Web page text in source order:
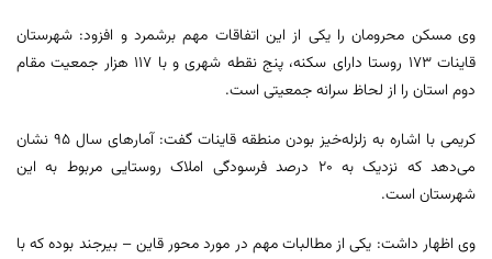
وی مسکن محرومان را یکی از این اتفاقات مهم برشمرد و افزود: شهرستان
قاینات ۱۷۳ روستا دارای سکنه، پنج نقطه شهری و با ۱۱۷ هزار جمعیت مقام
دوم استان را از لحاظ سرانه جمعیتی است.
کریمی با اشاره به زلزله‌خیز بودن منطقه قاینات گفت: آمارهای سال ۹۵ نشان
می‌دهد که نزدیک به ۲۰ درصد فرسودگی املاک روستایی مربوط به این
شهرستان است.
وی اظهار داشت: یکی از مطالبات مهم در مورد محور قاین – بیرجند بوده که با